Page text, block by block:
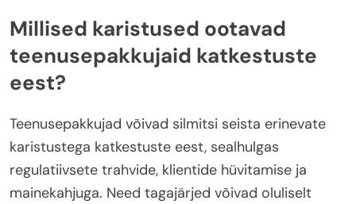
Millised karistused ootavad
teenusepakkujaid katkestuste
eest?
Teenusepakkujad võivad silmitsi seista erinevate
karistustega katkestuste eest, sealhulgas
regulatiivsete trahvide, klientide hüvitamise ja
mainekahjuga. Need tagajärjed võivad oluliselt